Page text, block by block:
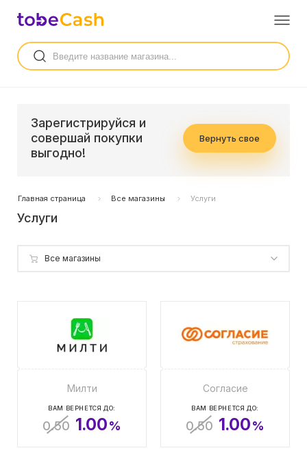
Зарегистрируйся и
совершай покупки
выгодно!
Вернуть свое
Главная страница Все магазины Услуги
Услуги
Все магазины
Милти
ВАМ ВЕРНЕТСЯ ДО:
0.50 1.00%
Согласие
ВАМ ВЕРНЕТСЯ ДО:
0.50 1.00%